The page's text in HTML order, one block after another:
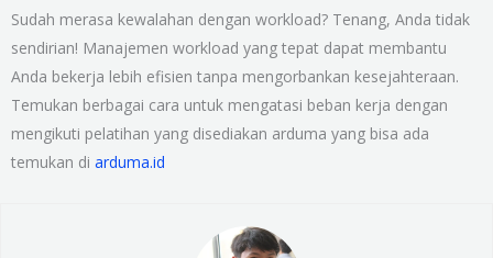
Sudah merasa kewalahan dengan workload? Tenang, Anda tidak
sendirian! Manajemen workload yang tepat dapat membantu
Anda bekerja lebih efisien tanpa mengorbankan kesejahteraan.
Temukan berbagai cara untuk mengatasi beban kerja dengan
mengikuti pelatihan yang disediakan arduma yang bisa ada
temukan di arduma.id